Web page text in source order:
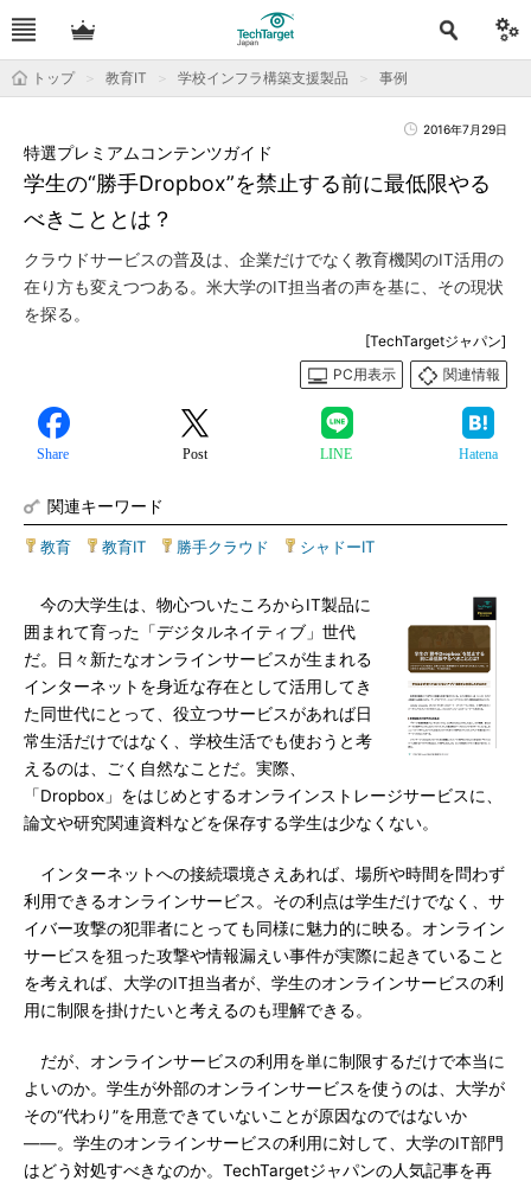
トップ 教育IT 学校インフラ構築支援製品 事例
2016年7月29日
学生の“勝手Dropbox”を禁止する前に最低限やる
べきこととは？
特選プレミアムコンテンツガイド
クラウドサービスの普及は、企業だけでなく教育機関のIT活用の
在り方も変えつつある。米大学のIT担当者の声を基に、その現状
を探る。
[TechTargetジャパン]
PC用表示
関連情報
Share Post LINE Hatena
関連キーワード
教育 教育IT 勝手クラウド シャドーIT
今の大学生は、物心ついたころからIT製品に
囲まれて育った「デジタルネイティブ」世代
だ。日々新たなオンラインサービスが生まれる
インターネットを身近な存在として活用してき
た同世代にとって、役立つサービスがあれば日
常生活だけではなく、学校生活でも使おうと考
えるのは、ごく自然なことだ。実際、
「Dropbox」をはじめとするオンラインストレージサービスに、
論文や研究関連資料などを保存する学生は少なくない。
インターネットへの接続環境さえあれば、場所や時間を問わず
利用できるオンラインサービス。その利点は学生だけでなく、サ
イバー攻撃の犯罪者にとっても同様に魅力的に映る。オンライン
サービスを狙った攻撃や情報漏えい事件が実際に起きていること
を考えれば、大学のIT担当者が、学生のオンラインサービスの利
用に制限を掛けたいと考えるのも理解できる。
だが、オンラインサービスの利用を単に制限するだけで本当に
よいのか。学生が外部のオンラインサービスを使うのは、大学が
その“代わり”を用意できていないことが原因なのではないか
――。学生のオンラインサービスの利用に対して、大学のIT部門
はどう対処すべきなのか。TechTargetジャパンの人気記事を再